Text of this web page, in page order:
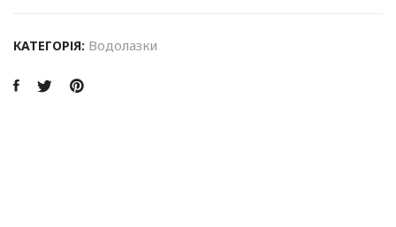
КАТЕГОРІЯ: Водолазки